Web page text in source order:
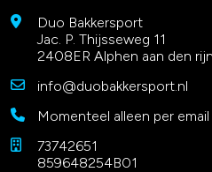
Duo Bakkersport
Jac. P. Thijsseweg 11
2408ER Alphen aan den rijn
info@duobakkersport.nl
Momenteel alleen per email
73742651
859648254B01